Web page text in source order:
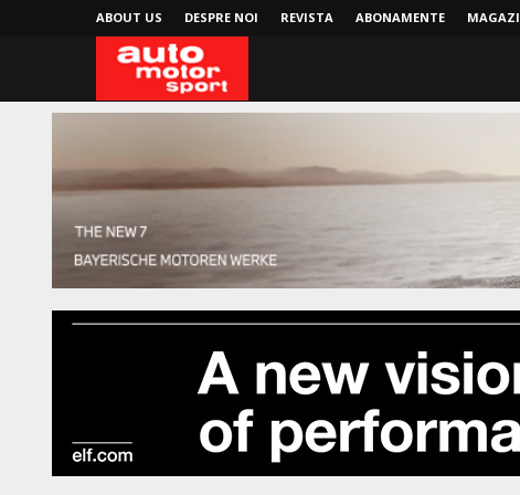
ABOUT US DESPRE NOI REVISTA ABONAMENTE